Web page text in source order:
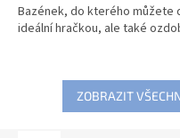
Bazének, do kterého můžete
ideální hračkou, ale také
ZOBRAZIT